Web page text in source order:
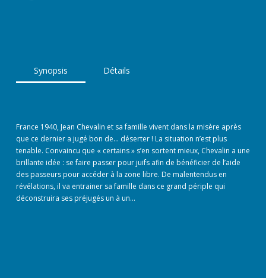
Synopsis Détails
France 1940, Jean Chevalin et sa famille vivent dans la misère après
que ce dernier a jugé bon de… déserter ! La situation n’est plus
tenable. Convaincu que « certains » s’en sortent mieux, Chevalin a une
brillante idée : se faire passer pour juifs afin de bénéficier de l’aide
des passeurs pour accéder à la zone libre. De malentendus en
révélations, il va entrainer sa famille dans ce grand périple qui
déconstruira ses préjugés un à un…